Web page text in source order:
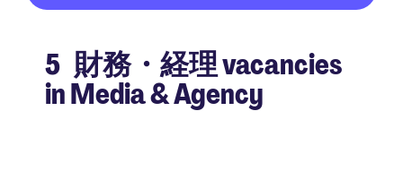
5 財務・経理 vacancies
in Media & Agency